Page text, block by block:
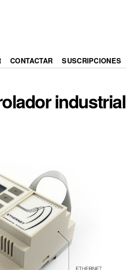
CONTACTAR SUSCRIPCIONES
industrial